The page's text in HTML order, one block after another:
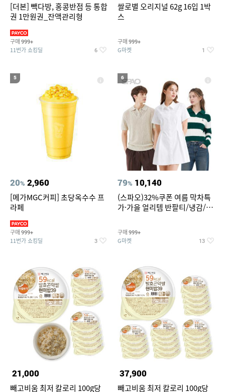
[더본] 빽다방, 홍콩반점 등 통합
권 1만원권_잔액관리형
구매 999+
11번가 쇼킹딜 6
쌀로별 오리지널 62g 16입 1박
스
구매 999+
G마켓 1
5
20% 2,960
[메가MGC커피] 초당옥수수 프
라페
구매 999+
11번가 쇼킹딜 3
6
79% 10,140
(스파오)32%쿠폰 여름 막차특
가·가을 얼리템 반팔티/냉감/반
건 외 ~74%OFF
구매 999+
G마켓 13
21,000
빼고비움 최저 칼로리 100g당
37,900
빼고비움 최저 칼로리 100g당